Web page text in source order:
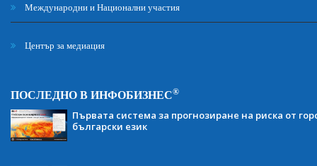
Международни и Национални участия
Център за медиация
ПОСЛЕДНО В ИНФОБИЗНЕС®
Първата система за прогнозиране на риска от
български език